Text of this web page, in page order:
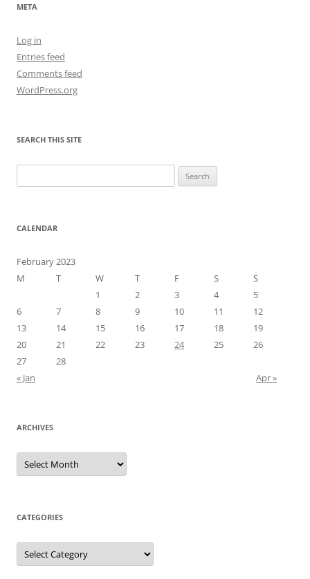
META
Log in
Entries feed
Comments feed
WordPress.org
SEARCH THIS SITE
for:
CALENDAR
February 2023
M
T W T F S
S
1
2 3 4
5
6
7 8 9 10 11
12
13
14 15 16 17 18
19
20
21 22 23 24 25
26
27
28
« Jan
Apr »
ARCHIVES
Archives
CATEGORIES
Categories